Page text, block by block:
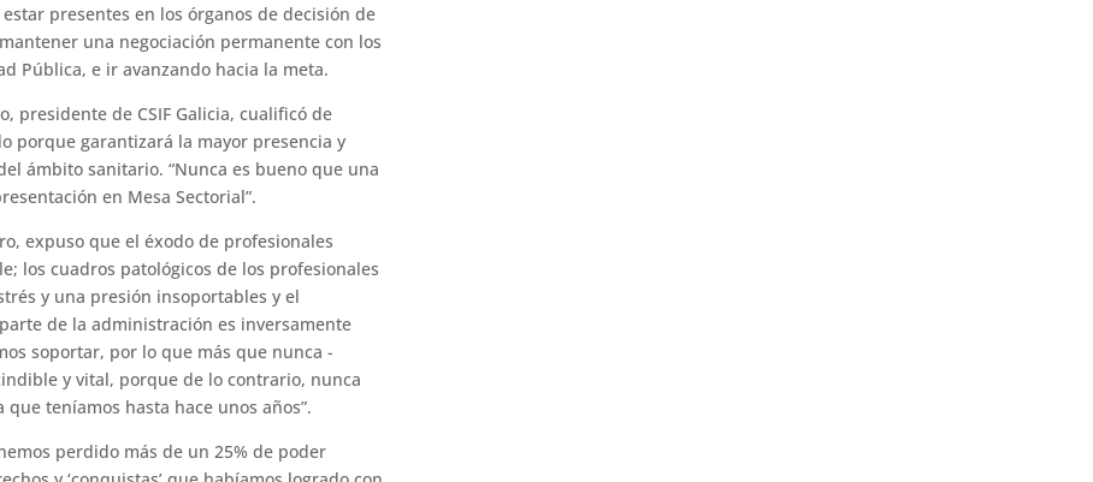
presentes en los órganos de decisión de
una negociación permanente con los
Pública, e ir avanzando hacia la meta.
presidente de CSIF Galicia, cualificó de
porque garantizará la mayor presencia y
ámbito sanitario. “Nunca es bueno que una
en Mesa Sectorial”.
expuso que el éxodo de profesionales
los cuadros patológicos de los profesionales
y una presión insoportables y el
de la administración es inversamente
soportar, por lo que más que nunca -
y vital, porque de lo contrario, nunca
teníamos hasta hace unos años”.
perdido más de un 25% de poder